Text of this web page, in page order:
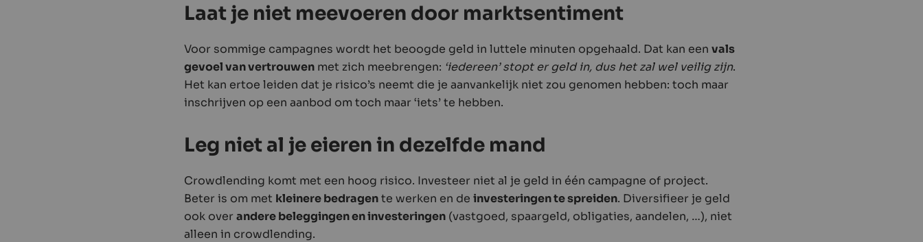
Laat je niet meevoeren door marktsentiment
Voor sommige campagnes wordt het beoogde geld in luttele minuten opgehaald. Dat kan eenvals
gevoel van vertrouwen met zich meebrengen: ‘iedereen’ stopt er geld in, dus het zal wel veilig zijn.
Het kan ertoe leiden dat je risico’s neemt die je aanvankelijk niet zou genomen hebben: toch maar
inschrijven op een aanbod om toch maar ‘iets’ te hebben.
Leg niet al je eieren in dezelfde mand
Crowdlending komt met een hoog risico. Investeer niet al je geld in één campagne of project.
Beter is om met kleinere bedragente werken en deinvesteringen te spreiden. Diversifieer je geld
ook overandere beleggingen en investeringen (vastgoed, spaargeld, obligaties, aandelen, …), niet
alleen in crowdlending.